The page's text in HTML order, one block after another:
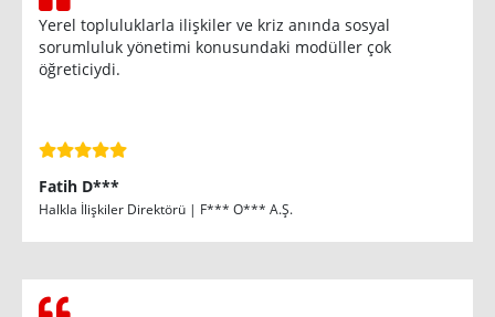
Yerel topluluklarla ilişkiler ve kriz anında sosyal
sorumluluk yönetimi konusundaki modüller çok
öğreticiydi.
Fatih D***
Halkla İlişkiler Direktörü | F*** O*** A.Ş.